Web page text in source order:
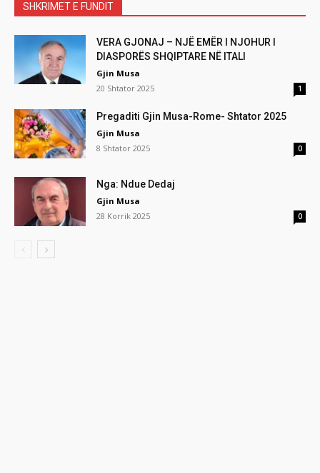
SHKRIMET E FUNDIT
VERA GJONAJ – NJË EMËR I NJOHUR I
DIASPORËS SHQIPTARE NË ITALI
Gjin Musa
20 Shtator 2025
1
Pregaditi Gjin Musa-Rome- Shtator 2025
Gjin Musa
8 Shtator 2025
0
Nga: Ndue Dedaj
Gjin Musa
28 Korrik 2025
0